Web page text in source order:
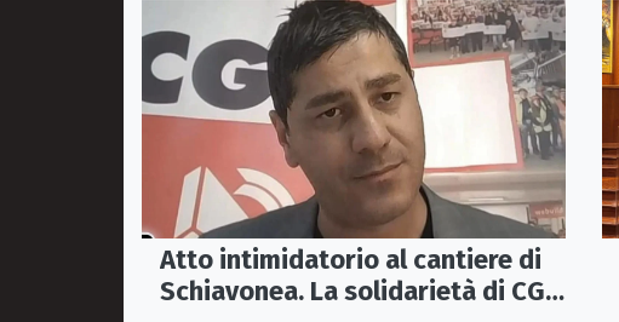
Atto intimidatorio al cantiere di
Schiavonea. La solidarietà di CGIL